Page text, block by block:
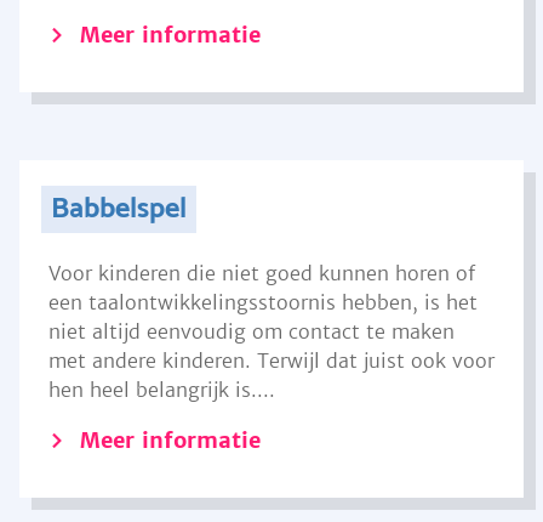
Meer informatie
Babbelspel
Voor kinderen die niet goed kunnen horen of
een taalontwikkelingsstoornis hebben, is het
niet altijd eenvoudig om contact te maken
met andere kinderen. Terwijl dat juist ook voor
hen heel belangrijk is....
Meer informatie